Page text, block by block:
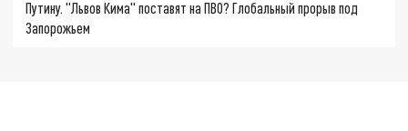
Путину. "Львов Кима" поставят на ПВО? Глобальный прорыв под
Запорожьем